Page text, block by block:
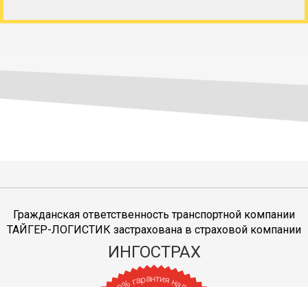
Гражданская ответственность транспортной компании
ТАЙГЕР-ЛОГИСТИК застрахована в страховой компании
ИНГОСТРАХ